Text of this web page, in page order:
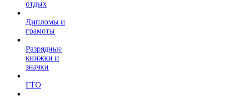
отдых
Дипломы и
грамоты
Разрядные
книжки и
значки
ГТО